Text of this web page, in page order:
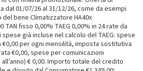
dal 01/07/26 al 31/12/26, come da esempi
bene Climatizzatore HA40x
TAN fisso 0,00% TAEG 0,00% in 24 rate da
già incluse nel calcolo del TAEG: spese
per ogni mensilità, imposta sostitutiva
€0,00, spese per comunicazioni
€ 0,00. Importo totale del credito